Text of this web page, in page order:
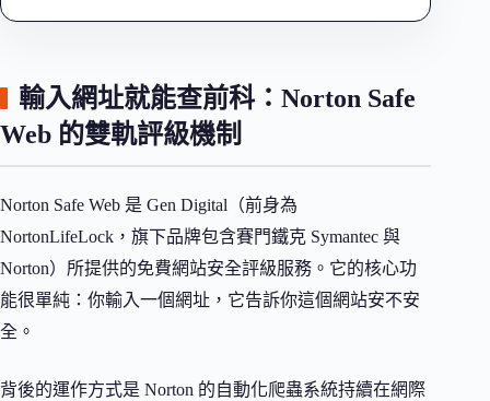
輸入網址就能查前科：Norton Safe
Web 的雙軌評級機制
Norton Safe Web 是 Gen Digital（前身為
NortonLifeLock，旗下品牌包含賽門鐵克 Symantec 與
Norton）所提供的免費網站安全評級服務。它的核心功
能很單純：你輸入一個網址，它告訴你這個網站安不安
全。
背後的運作方式是 Norton 的自動化爬蟲系統持續在網際